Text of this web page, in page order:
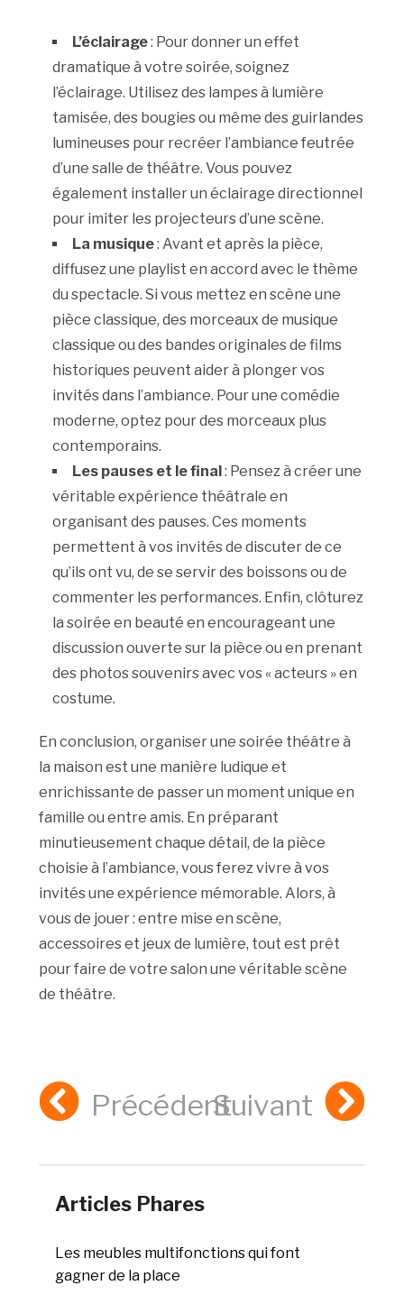
L’éclairage: Pour donner un effet
dramatique à votre soirée, soignez
l’éclairage. Utilisez des lampes à lumière
tamisée, des bougies ou même des guirlandes
lumineuses pour recréer l’ambiance feutrée
d’une salle de théâtre. Vous pouvez
également installer un éclairage directionnel
pour imiter les projecteurs d’une scène.
La musique: Avant et après la pièce,
diffusez une playlist en accord avec le thème
du spectacle. Si vous mettez en scène une
pièce classique, des morceaux de musique
classique ou des bandes originales de films
historiques peuvent aider à plonger vos
invités dans l’ambiance. Pour une comédie
moderne, optez pour des morceaux plus
contemporains.
Les pauses et le final : Pensez à créer une
véritable expérience théâtrale en
organisant des pauses. Ces moments
permettent à vos invités de discuter de ce
qu’ils ont vu, de se servir des boissons ou de
commenter les performances. Enfin, clôturez
la soirée en beauté en encourageant une
discussion ouverte sur la pièce ou en prenant
des photos souvenirs avec vos « acteurs » en
costume.
En conclusion, organiser une soirée théâtre à
la maison est une manière ludique et
enrichissante de passer un moment unique en
famille ou entre amis. En préparant
minutieusement chaque détail, de la pièce
choisie à l’ambiance, vous ferez vivre à vos
invités une expérience mémorable. Alors, à
vous de jouer : entre mise en scène,
accessoires et jeux de lumière, tout est prêt
pour faire de votre salon une véritable scène
de théâtre.
PrécédentSuivant
Articles Phares
Les meubles multifonctions qui font
gagner de la place